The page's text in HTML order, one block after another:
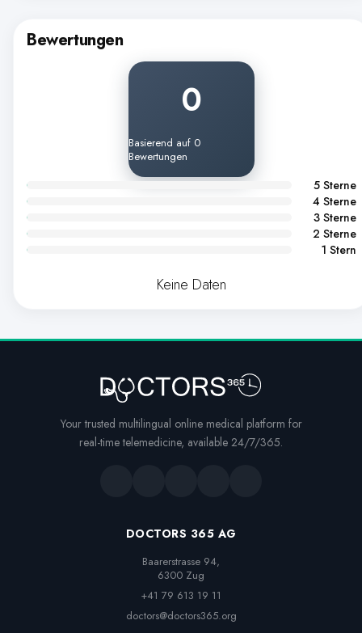
Bewertungen
0
Basierend auf 0
Bewertungen
5 Sterne
4 Sterne
3 Sterne
2 Sterne
1 Stern
Keine Daten
Your trusted multilingual online medical platform for
real-time telemedicine, available 24/7/365.
DOCTORS 365 AG
Baarerstrasse 94,
6300 Zug
+41 79 613 19 11
doctors@doctors365.org